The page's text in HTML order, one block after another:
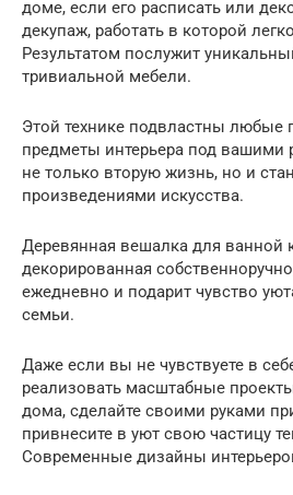
доме, если его расписать или
декупаж, работать в которой
Результатом послужит
тривиальной мебели.
Этой технике подвластны любые
предметы интерьера под вашими
не только вторую жизнь, но и
произведениями искусства.
Деревянная вешалка для ванной
декорированная
ежедневно и подарит чувство
семьи.
Даже если вы не чувствуете в
реализовать масштабные
дома, сделайте своими руками
привнесите в уют свою частицу
Современные дизайны